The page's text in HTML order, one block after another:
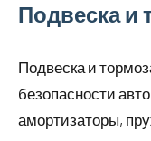
Подвеска и
Подвеска и
безопасности
амортизаторы,